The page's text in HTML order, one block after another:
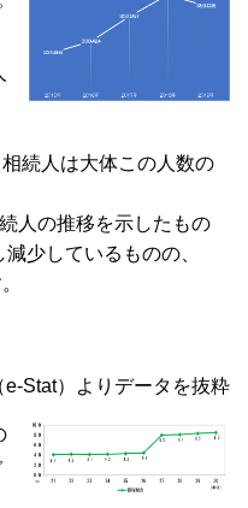
続人は大体この人数の
人の推移を示したもの
少しているものの、
Stat）よりデータを抜粋